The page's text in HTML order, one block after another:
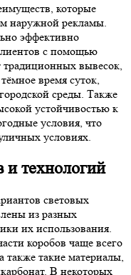
которые
наружной рекламы.
эффективно
с помощью
вывесок,
время суток,
среды. Также
устойчивостью к
условия, что
условиях.
и технологий
световых
из разных
их использования.
коробов чаще всего
такие материалы,
В некоторых